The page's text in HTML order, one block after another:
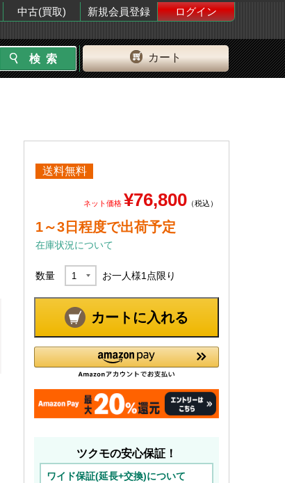
中古(買取) 新規会員登録
ログイン
カート
送料無料
ネット価格 ¥76,800 （税込）
1～3日程度で出荷予定
在庫状況について
数量 お一人様1 点限り
カートに入れる
ツクモの安心保証！
ワイド保証(延長+交換)について